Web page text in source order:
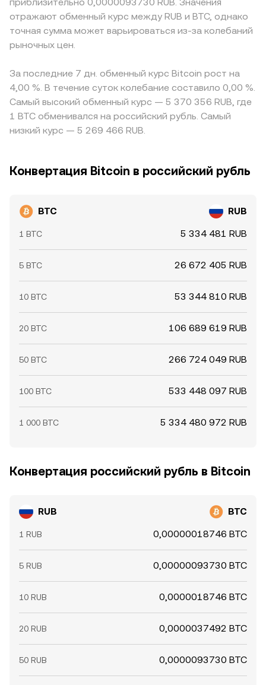
отражают обменный курс между RUB и BTC, однако
точная сумма может варьироваться из-за колебаний
рыночных цен.
За последние 7 дн. обменный курс Bitcoin рост на
4,00 %. В течение суток колебание составило 0,00 %.
Самый высокий обменный курс — 5 370 356 RUB, где
1 BTC обменивался на российский рубль. Самый
низкий курс — 5 269 466 RUB.
Конвертация Bitcoin в российский рубль
BTC RUB
1 BTC 5 334 481 RUB
5 BTC 26 672 405 RUB
10 BTC 53 344 810 RUB
20 BTC 106 689 619 RUB
50 BTC 266 724 049 RUB
100 BTC 533 448 097 RUB
1 000 BTC 5 334 480 972 RUB
Конвертация российский рубль в Bitcoin
RUB BTC
1 RUB 0,00000018746 BTC
5 RUB 0,00000093730 BTC
10 RUB 0,0000018746 BTC
20 RUB 0,0000037492 BTC
50 RUB 0,0000093730 BTC